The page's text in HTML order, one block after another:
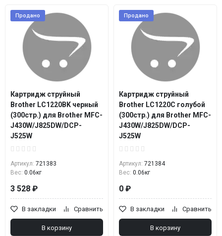
Продано
Картридж струйный
Brother LC1220BK черный
(300стр.) для Brother MFC-
J430W/J825DW/DCP-
J525W
Артикул: 721383
Вес: 0.06кг
3 528 ₽
В закладки Сравнить
В корзину
Продано
Картридж струйный
Brother LC1220C голубой
(300стр.) для Brother MFC-
J430W/J825DW/DCP-
J525W
Артикул: 721384
Вес: 0.06кг
0 ₽
В закладки Сравнить
В корзину